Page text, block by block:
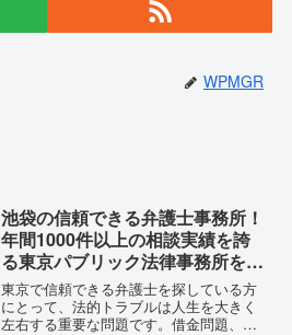
WPMGR
池袋の信頼できる弁護士事務所！
年間1000件以上の相談実績を誇
る東京パブリック法律事務所を徹
底解説
東京で信頼できる弁護士を探している方
にとって、法的トラブルは人生を大きく
左右する重要な問題です。借金問題、相